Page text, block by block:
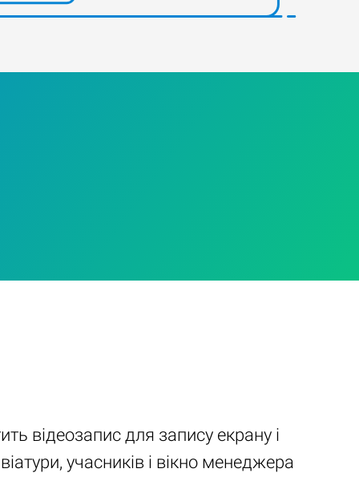
відеозапис для запису екрану і
учасників і вікно менеджера